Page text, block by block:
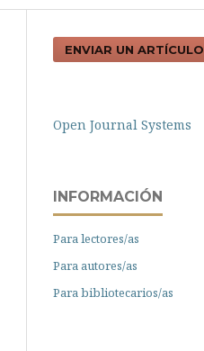
ENVIAR UN ARTÍCULO
Open Journal Systems
INFORMACIÓN
Para lectores/as
Para autores/as
Para bibliotecarios/as